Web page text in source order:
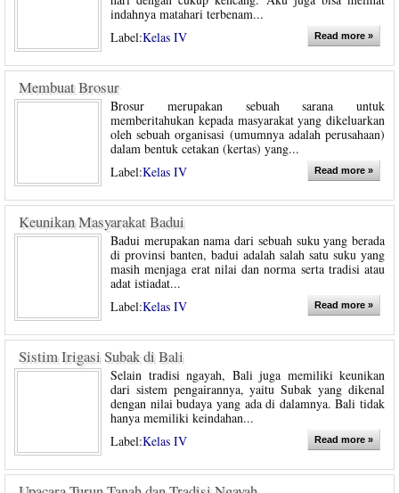
indahnya matahari terbenam...
Label:Kelas IV Read more »
Membuat Brosur
Brosur merupakan sebuah sarana untuk
memberitahukan kepada masyarakat yang dikeluarkan
oleh sebuah organisasi (umumnya adalah perusahaan)
dalam bentuk cetakan (kertas) yang...
Label:Kelas IV Read more »
Keunikan Masyarakat Badui
Badui merupakan nama dari sebuah suku yang berada
di provinsi banten, badui adalah salah satu suku yang
masih menjaga erat nilai dan norma serta tradisi atau
adat istiadat...
Label:Kelas IV Read more »
Sistim Irigasi Subak di Bali
Selain tradisi ngayah, Bali juga memiliki keunikan
dari sistem pengairannya, yaitu Subak yang dikenal
dengan nilai budaya yang ada di dalamnya. Bali tidak
hanya memiliki keindahan...
Label:Kelas IV Read more »